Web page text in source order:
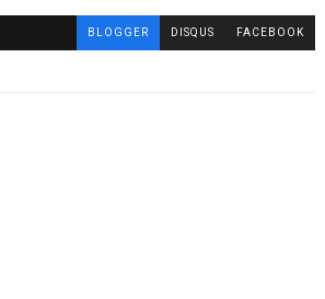
BLOGGER DISQUS FACEBOOK